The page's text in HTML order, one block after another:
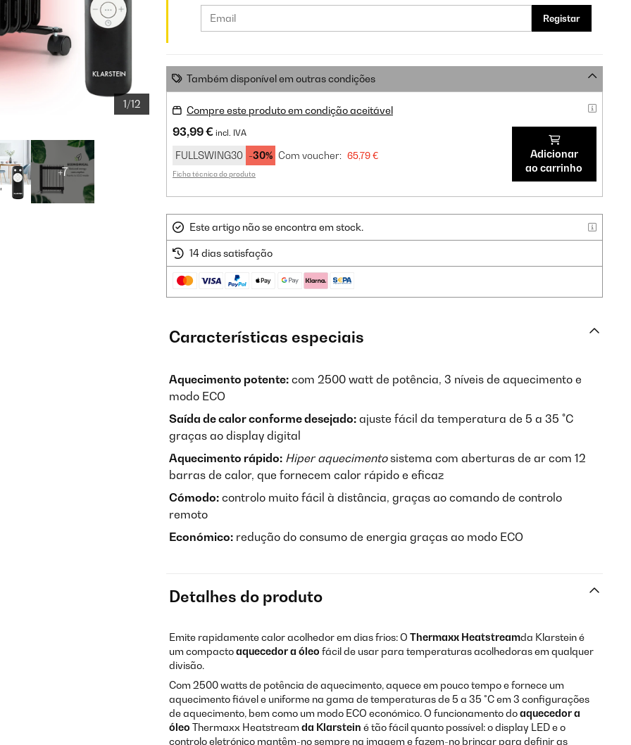
1/12
+7
Registar
Também disponível em outras condições
Compre este produto em condição aceitável
93,99 € incl. IVA
FULLSWING30 -30% Com voucher: 65,79 €
Ficha técnica do produto
Adicionar
ao carrinho
Este artigo não se encontra em stock.
14 dias satisfação
Características especiais
Aquecimento potente: com 2500 watt de potência, 3 níveis de aquecimento e
modo ECO
Saída de calor conforme desejado: ajuste fácil da temperatura de 5 a 35 °C
graças ao display digital
Aquecimento rápido: Hiper aquecimentosistema com aberturas de ar com 12
barras de calor, que fornecem calor rápido e eficaz
Cómodo: controlo muito fácil à distância, graças ao comando de controlo
remoto
Económico: redução do consumo de energia graças ao modo ECO
Detalhes do produto
Emite rapidamente calor acolhedor em dias frios: O Thermaxx Heatstreamda Klarstein é
um compactoaquecedor a óleo fácil de usar para temperaturas acolhedoras em qualquer
divisão.
Com 2500 watts de potência de aquecimento, aquece em pouco tempo e fornece um
aquecimento fiável e uniforme na gama de temperaturas de 5 a 35 °C em 3 configurações
de aquecimento, bem como um modo ECO económico. O funcionamento doaquecedor a
óleo Thermaxx Heatstream da Klarstein é tão fácil quanto possível: o display LED e o
controlo eletrónico mantêm-no sempre na imagem e fazem-no brincar para definir as